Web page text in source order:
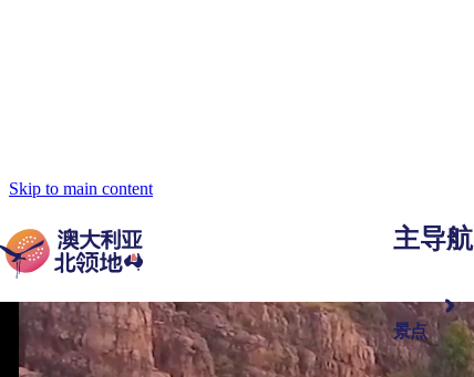
Skip to main content
主导航
景点